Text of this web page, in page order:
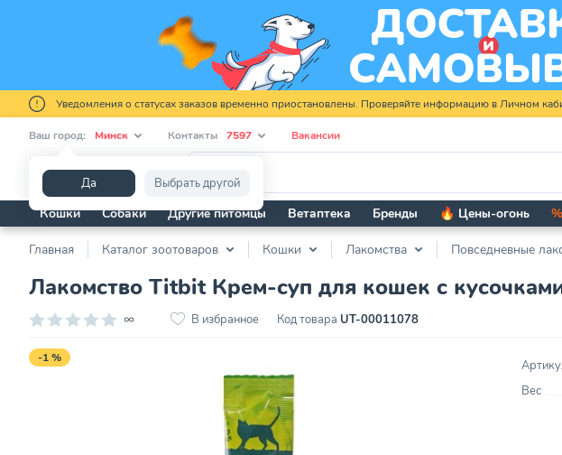
Уведомления о статусах заказов временно приостановлены. Проверяйте информацию в Личном
Ваш город: Минск
Да Выбрать другой
Контакты 7597 Вакансии
Кошки Собаки Другие питомцы Ветаптека Бренды 🔥 Цены-огонь %
Главная Каталог зоотоваров Кошки Лакомства Повседневные
Лакомство Titbit Крем-суп для кошек с
∞ В избранное Код товара UT-00011078
-1 %
Вес